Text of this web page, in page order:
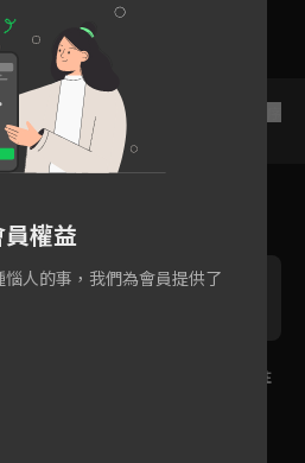
劉育仁
只要你伸出手就能抓住
權益
人的事，我們為會員提供了